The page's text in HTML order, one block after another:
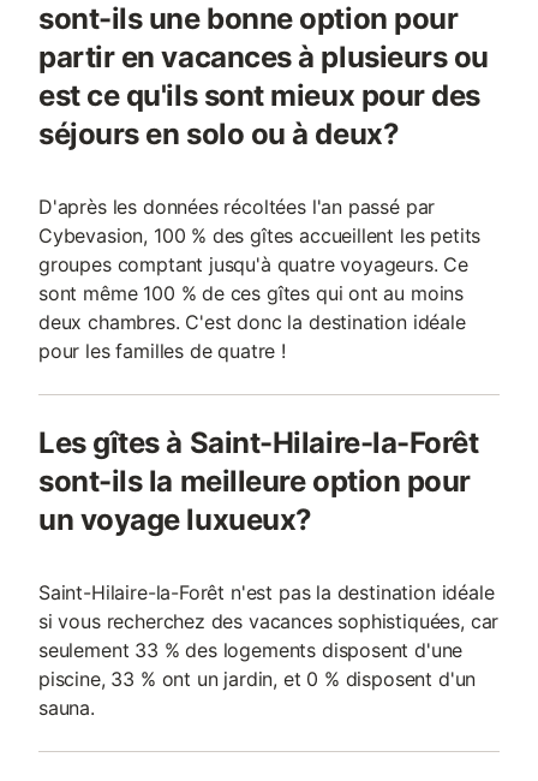
sont-ils une bonne option pour
partir en vacances à plusieurs ou
est ce qu'ils sont mieux pour des
séjours en solo ou à deux?
D'après les données récoltées l'an passé par
Cybevasion, 100 % des gîtes accueillent les petits
groupes comptant jusqu'à quatre voyageurs. Ce
sont même 100 % de ces gîtes qui ont au moins
deux chambres. C'est donc la destination idéale
pour les familles de quatre !
Les gîtes à Saint-Hilaire-la-Forêt
sont-ils la meilleure option pour
un voyage luxueux?
Saint-Hilaire-la-Forêt n'est pas la destination idéale
si vous recherchez des vacances sophistiquées, car
seulement 33 % des logements disposent d'une
piscine, 33 % ont un jardin, et 0 % disposent d'un
sauna.